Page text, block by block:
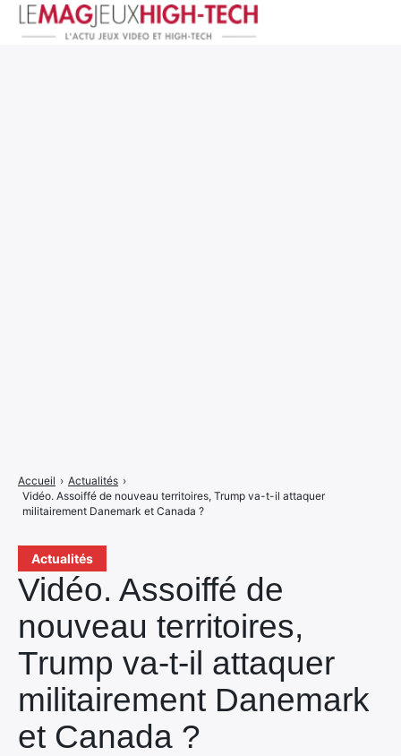
Actualités
Vidéo. Assoiffé de
nouveau territoires,
Trump va-t-il attaquer
militairement Danemark
et Canada ?
Accueil › Actualités ›
Vidéo. Assoiffé de nouveau territoires, Trump va-t-il attaquer
militairement Danemark et Canada ?